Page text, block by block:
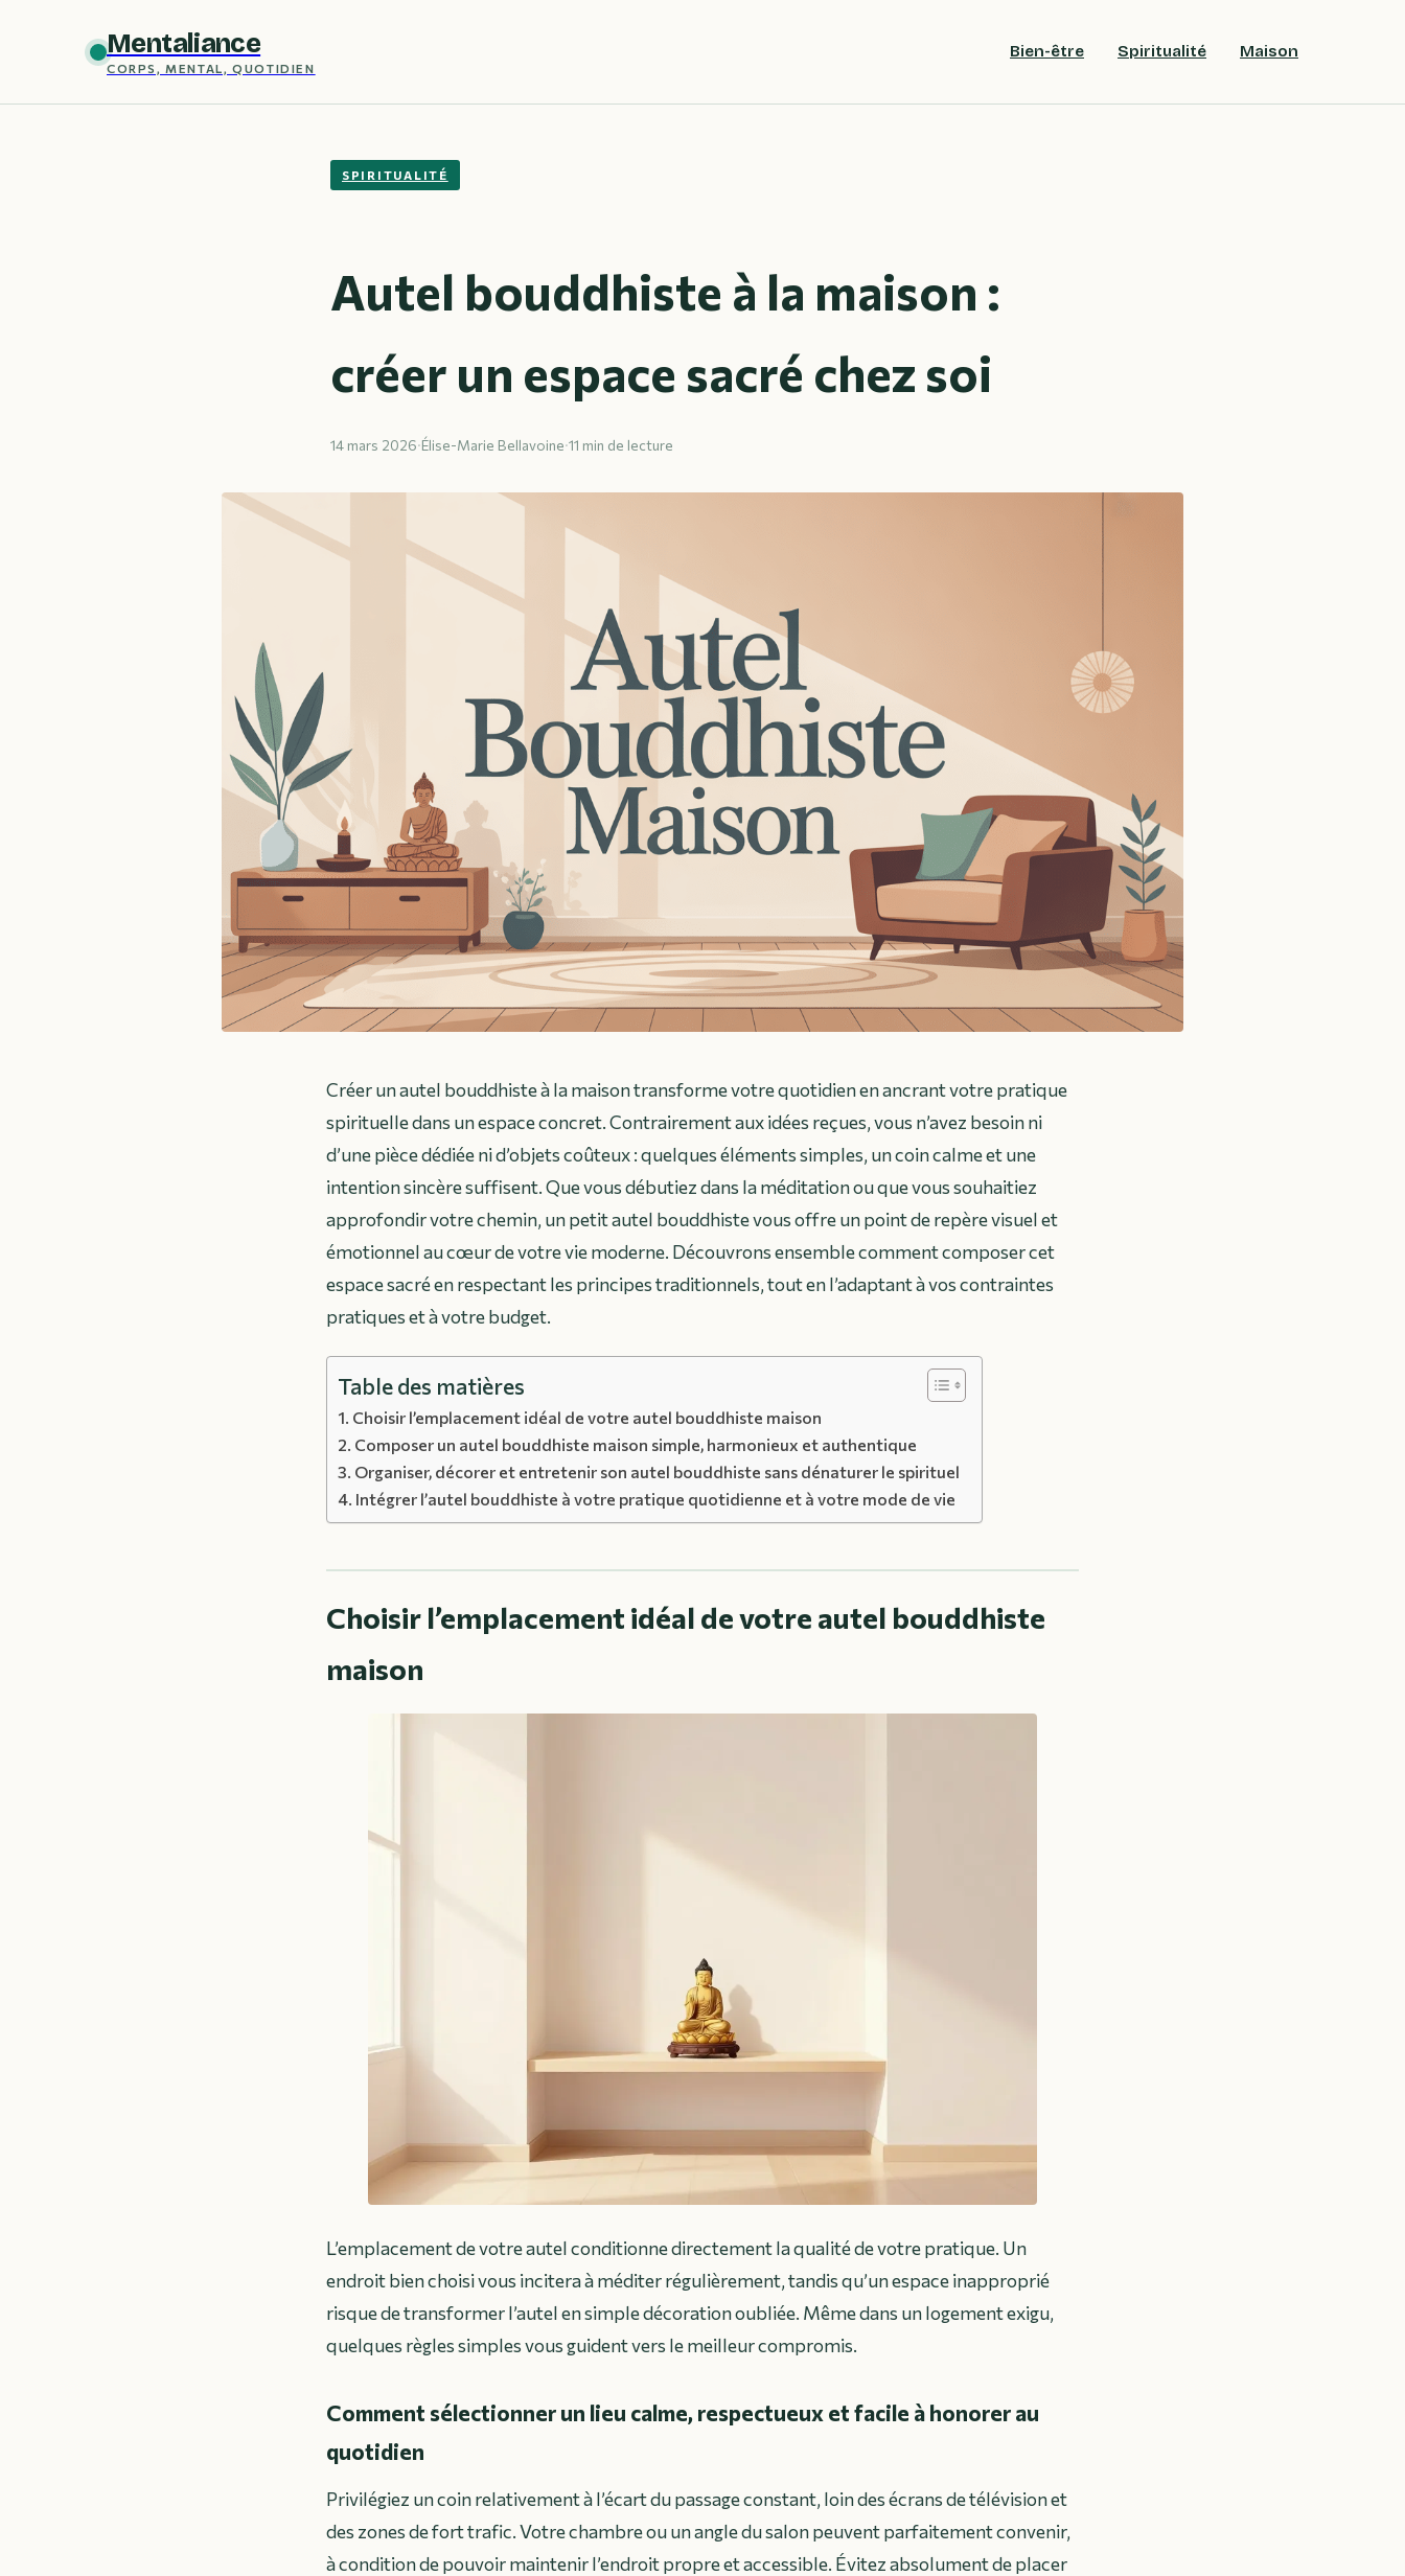
Mentaliance
CORPS, MENTAL, QUOTIDIEN
Bien-être Spiritualité Maison
SPIRITUALITÉ
Autel bouddhiste à la maison :
créer un espace sacré chez soi
14 mars 2026·Élise-Marie Bellavoine·11 min de lecture
Créer un autel bouddhiste à la maison transforme votre quotidien en ancrant votre pratique
spirituelle dans un espace concret. Contrairement aux idées reçues, vous n’avez besoin ni
d’une pièce dédiée ni d’objets coûteux : quelques éléments simples, un coin calme et une
intention sincère suffisent. Que vous débutiez dans la méditation ou que vous souhaitiez
approfondir votre chemin, un petit autel bouddhiste vous offre un point de repère visuel et
émotionnel au cœur de votre vie moderne. Découvrons ensemble comment composer cet
espace sacré en respectant les principes traditionnels, tout en l’adaptant à vos contraintes
pratiques et à votre budget.
Table des matières
Choisir l’emplacement idéal de votre autel bouddhiste maison
Composer un autel bouddhiste maison simple, harmonieux et authentique
Organiser, décorer et entretenir son autel bouddhiste sans dénaturer le spirituel
Intégrer l’autel bouddhiste à votre pratique quotidienne et à votre mode de vie
Choisir l’emplacement idéal de votre autel bouddhiste
maison
L’emplacement de votre autel conditionne directement la qualité de votre pratique. Un
endroit bien choisi vous incitera à méditer régulièrement, tandis qu’un espace inapproprié
risque de transformer l’autel en simple décoration oubliée. Même dans un logement exigu,
quelques règles simples vous guident vers le meilleur compromis.
Comment sélectionner un lieu calme, respectueux et facile à honorer au
quotidien
Privilégiez un coin relativement à l’écart du passage constant, loin des écrans de télévision et
des zones de fort trafic. Votre chambre ou un angle du salon peuvent parfaitement convenir,
à condition de pouvoir maintenir l’endroit propre et accessible. Évitez absolument de placer